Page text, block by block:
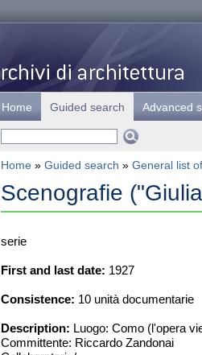
Home Guided search Advanced
Home » Guided search » General list
Scenografie
serie
First and last date: 1927
Consistence: 10 unità documentarie
Description: Luogo: Como (l'opera
Committente: Riccardo Zandonai